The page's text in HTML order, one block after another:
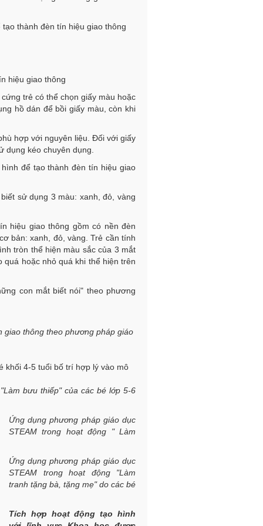
thành đèn tín hiệu giao thông
hiệu giao thông
trẻ có thể chọn giấy màu hoặc
hồ dán để bồi giấy màu, còn khi
hợp với nguyên liệu. Đối với giấy
dụng kéo chuyên dụng.
để tạo thành đèn tín hiệu giao
sử dụng 3 màu: xanh, đỏ, vàng
hiệu giao thông gồm có nền đèn
bản: xanh, đỏ, vàng. Trẻ cần tính
tròn thể hiện màu sắc của 3 mắt
hoặc nhỏ quá khi thể hiện trên
con mắt biết nói" theo phương
giao thông theo phương pháp giáo
khối 4-5 tuổi bố trí hợp lý vào mô
bưu thiếp" của các bé lớp 5-6
Ứng dụng phương pháp giáo dục
STEAM trong hoạt động " Làm
Ứng dụng phương pháp giáo dục
STEAM trong hoạt động "Làm
tranh tặng bà, tặng mẹ" do các bé
Tích hợp hoạt động tạo hình